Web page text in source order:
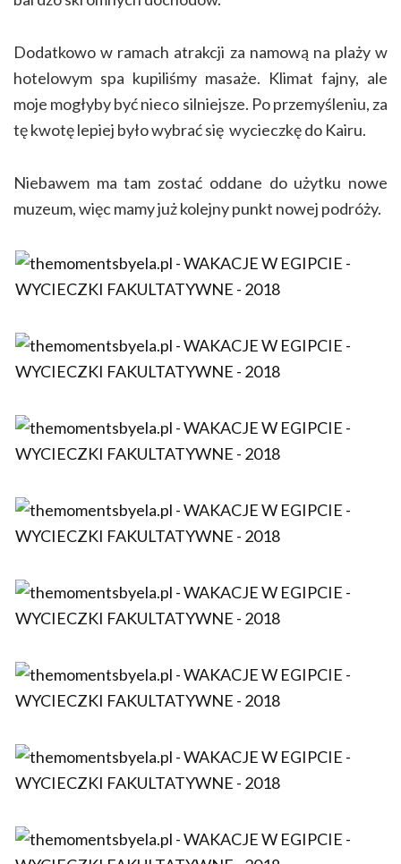
Dodatkowo w ramach atrakcji za namową na plaży w
hotelowym spa kupiliśmy masaże. Klimat fajny, ale
moje mogłyby być nieco silniejsze. Po przemyśleniu, za
tę kwotę lepiej było wybrać się wycieczkę do Kairu.
Niebawem ma tam zostać oddane do użytku nowe
muzeum, więc mamy już kolejny punkt nowej podróży.